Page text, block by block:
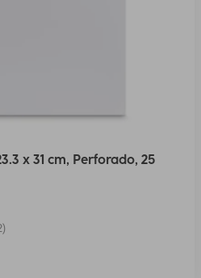
x 31 cm, Perforado, 25